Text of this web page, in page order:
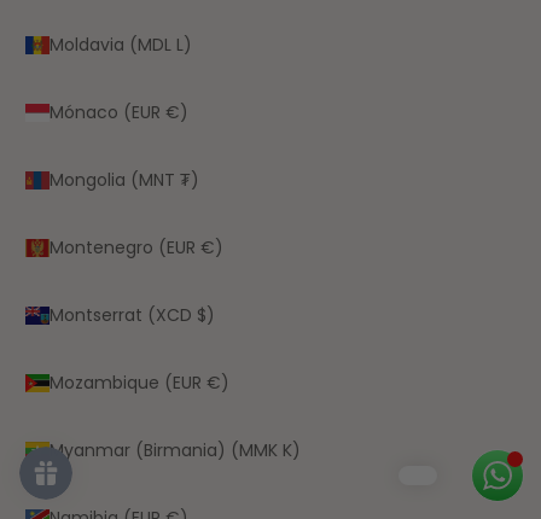
Moldavia (MDL L)
Mónaco (EUR €)
Mongolia (MNT ₮)
Montenegro (EUR €)
Montserrat (XCD $)
Mozambique (EUR €)
Myanmar (Birmania) (MMK K)